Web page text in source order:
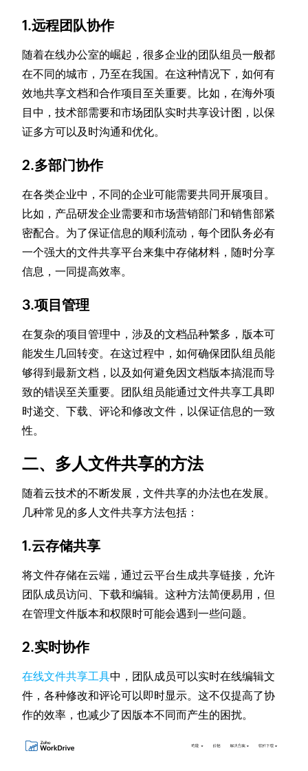
1.远程团队协作
随着在线办公室的崛起，很多企业的团队组员一般都
在不同的城市，乃至在我国。在这种情况下，如何有
效地共享文档和合作项目至关重要。比如，在海外项
目中，技术部需要和市场团队实时共享设计图，以保
证多方可以及时沟通和优化。
2.多部门协作
在各类企业中，不同的企业可能需要共同开展项目。
比如，产品研发企业需要和市场营销部门和销售部紧
密配合。为了保证信息的顺利流动，每个团队务必有
一个强大的文件共享平台来集中存储材料，随时分享
信息，一同提高效率。
3.项目管理
在复杂的项目管理中，涉及的文档品种繁多，版本可
能发生几回转变。在这过程中，如何确保团队组员能
够得到最新文档，以及如何避免因文档版本搞混而导
致的错误至关重要。团队组员能通过文件共享工具即
时递交、下载、评论和修改文件，以保证信息的一致
性。
二、多人文件共享的方法
随着云技术的不断发展，文件共享的办法也在发展。
几种常见的多人文件共享方法包括：
1.云存储共享
将文件存储在云端，通过云平台生成共享链接，允许
团队成员访问、下载和编辑。这种方法简便易用，但
在管理文件版本和权限时可能会遇到一些问题。
2.实时协作
在线文件共享工具中，团队成员可以实时在线编辑文
件，各种修改和评论可以即时显示。这不仅提高了协
作的效率，也减少了因版本不同而产生的困扰。